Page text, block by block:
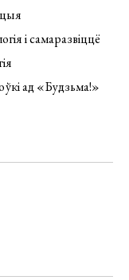
і самаразвіццё
ад «Будзьма!»